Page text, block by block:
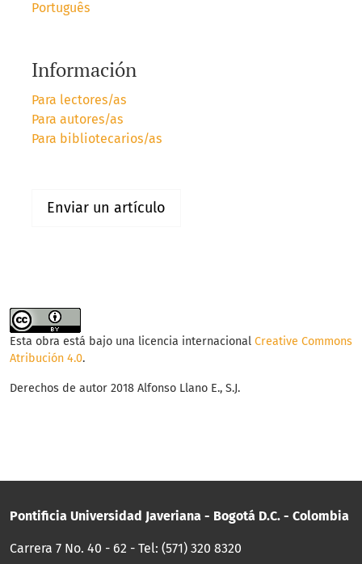
Português
Información
Para lectores/as
Para autores/as
Para bibliotecarios/as
Enviar un artículo
Esta obra está bajo una licencia internacional Creative Commons
Atribución 4.0.
Derechos de autor 2018 Alfonso Llano E., S.J.
Pontificia Universidad Javeriana - Bogotá D.C. - Colombia
Carrera 7 No. 40 - 62 - Tel: (571) 320 8320